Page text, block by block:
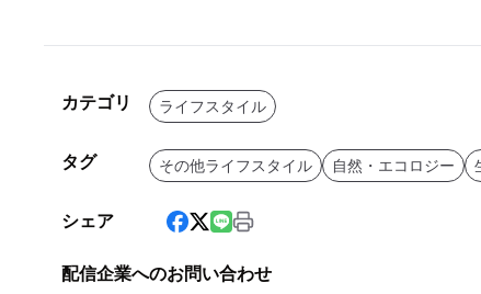
カテゴリ ライフスタイル
タグ その他ライフスタイル 自然・エコロジー
シェア
配信企業へのお問い合わせ